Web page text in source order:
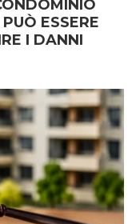
ESSERE
I DANNI